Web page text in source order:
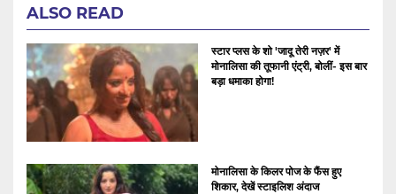
ALSO READ
स्टार प्लस के शो 'जादू तेरी नज़र' में
मोनालिसा की तूफानी एंट्री, बोलीं- इस बार
बड़ा धमाका होगा!
मोनालिसा के किलर पोज के फैंस हुए
शिकार, देखें स्टाइलिश अंदाज